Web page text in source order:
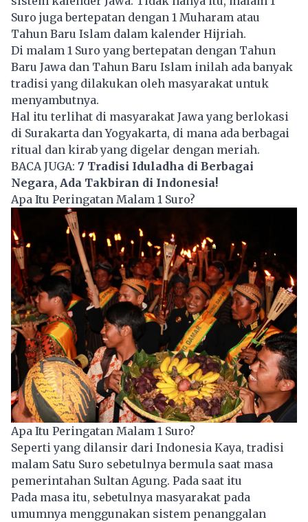
Suro juga bertepatan dengan 1 Muharam atau
Tahun Baru Islam dalam kalender Hijriah.
Di malam 1 Suro yang bertepatan dengan Tahun
Baru Jawa dan Tahun Baru Islam inilah ada banyak
tradisi yang dilakukan oleh masyarakat untuk
menyambutnya.
Hal itu terlihat di masyarakat Jawa yang berlokasi
di Surakarta danYogyakarta, di mana ada berbagai
ritual dan kirab yang digelar dengan meriah.
BACA JUGA: 7 Tradisi Iduladha di Berbagai
Negara, Ada Takbiran di Indonesia!
Apa Itu Peringatan Malam 1 Suro?
Apa Itu Peringatan Malam 1 Suro?
Seperti yang dilansir dari Indonesia Kaya, tradisi
malam Satu Suro sebetulnya bermula saat masa
pemerintahan Sultan Agung. Pada saat itu
Pada masa itu, sebetulnya masyarakat pada
umumnya menggunakan sistem penanggalan